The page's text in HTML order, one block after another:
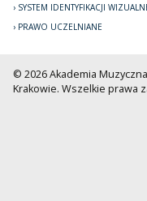
SYSTEM IDENTYFIKACJI
PRAWO UCZELNIANE
© 2026 Akademia
Krakowie. Wszelkie prawa